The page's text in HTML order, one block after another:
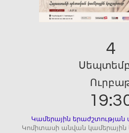
4
Կամերային երաժշտության
Կոմիտասի անվան կամերային